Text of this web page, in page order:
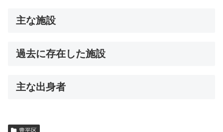
主な施設
過去に存在した施設
主な出身者
豊平区